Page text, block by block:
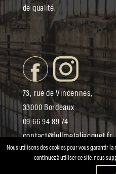
de qualité.
73, rue de Vincennes,
33000 Bordeaux
09 66 94 89 74
contact@fullmetaljacquet.fr
Nous utilisons des cookies pour vous garantir
continuez à utiliser ce site, nous